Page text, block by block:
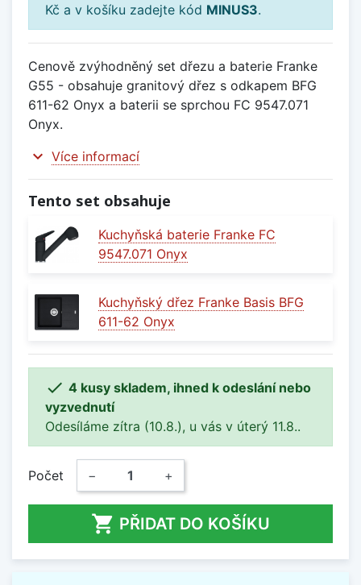
Kč a v košíku zadejte kód MINUS3.
Cenově zvýhodněný set dřezu a baterie Franke
G55 - obsahuje granitový dřez s odkapem BFG
611-62 Onyx a baterii se sprchou FC 9547.071
Onyx.
expand_more Více informací
Tento set obsahuje
Kuchyňská baterie Franke FC
9547.071 Onyx
Kuchyňský dřez Franke Basis BFG
611-62 Onyx
 4 kusy skladem, ihned k odeslání nebo
vyzvednutí
Odesíláme zítra (10.8.), u vás v úterý 11.8..
Počet − +
 PŘIDAT DO KOŠÍKU